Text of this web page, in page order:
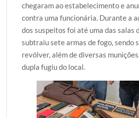
chegaram ao estabelecimento e
contra uma funcionária. Durante a
dos suspeitos foi até uma das salas
subtraiu sete armas de fogo, sendo
revólver, além de diversas
dupla fugiu do local.